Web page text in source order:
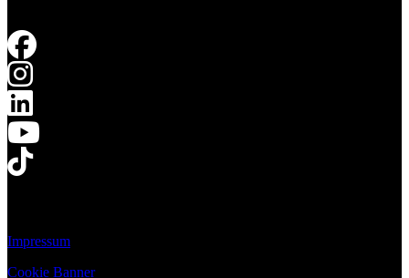
Impressum
Cookie Banner